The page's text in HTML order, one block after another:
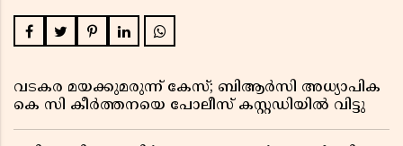
വടകര മയക്കുമരുന്ന് കേസ്; ബിആർസി അധ്യാപിക
കെ സി കീർത്തനയെ പോലീസ് കസ്റ്റഡിയിൽ വിട്ടു